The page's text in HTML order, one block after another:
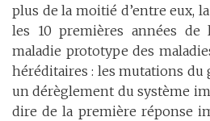
plus de la moitié d’entre eux,
les 10 premières années
maladie prototype des
héréditaires : les mutations du
un dérèglement du système
dire de la première réponse